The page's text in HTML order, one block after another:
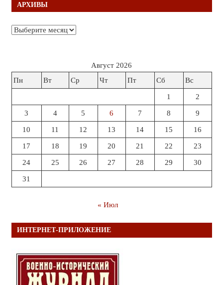
АРХИВЫ
Архивы
Август 2026
Пн
Вт Ср Чт Пт Сб Вс
1 2
3 4 5 6 7 8 9
10 11 12 13 14 15 16
17 18 19 20 21 22 23
24 25 26 27 28 29 30
31
« Июл
ИНТЕРНЕТ-ПРИЛОЖЕНИЕ